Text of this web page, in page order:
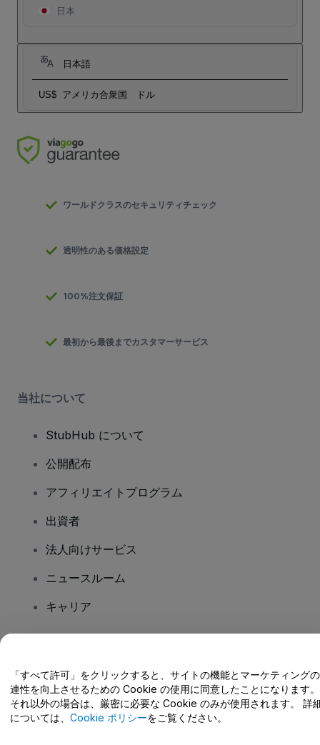
日本
日本語
US$ アメリカ合衆国 ドル
ワールドクラスのセキュリティチェック
透明性のある価格設定
100%注文保証
最初から最後までカスタマーサービス
当社について
StubHub について
公開配布
アフィリエイトプログラム
出資者
法人向けサービス
ニュースルーム
キャリア
ヘルプセンター / こちらまでご連絡下さい
「すべて許可」をクリックすると、サイトの機能とマーケティング
連性を向上させるための Cookie の使用に同意したことになります。
それ以外の場合は、厳密に必要な Cookie のみが使用されます。 詳
については、 Cookie ポリシーをご覧ください。